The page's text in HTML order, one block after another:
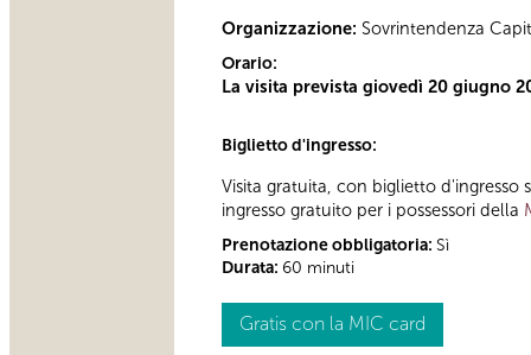
Organizzazione: Sovrintendenza
Orario:
La visita prevista giovedì 20 giugno
Biglietto d'ingresso:
Visita gratuita, con biglietto d'ingresso
ingresso gratuito per i possessori della
Prenotazione obbligatoria: Sì
Durata: 60 minuti
Gratis con la MIC card